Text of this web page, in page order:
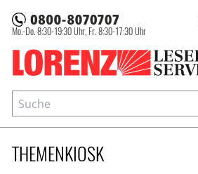
Lorenz
Mo.-Do. 8:30-19:30 Uhr, Fr. 8:30-17:30 Uhr
THEMENKIOSK
Suche
Zeitschriftensuche